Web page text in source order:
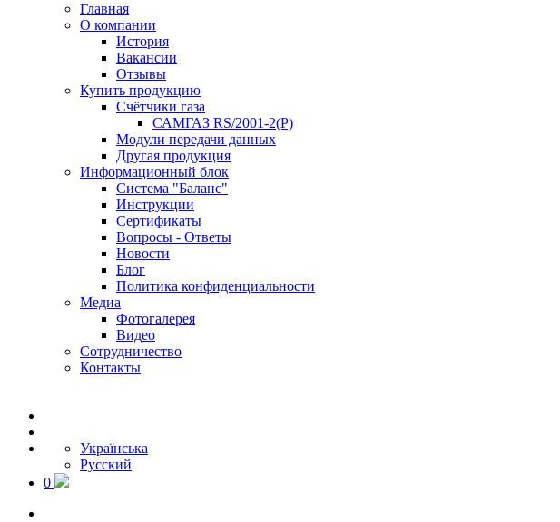
Главная
О компании
История
Вакансии
Отзывы
Купить продукцию
Счётчики газа
САМГАЗ RS/2001-2(Р)
Модули передачи данных
Другая продукция
Информационный блок
Система "Баланс"
Инструкции
Cертификаты
Вопросы - Ответы
Новости
Блог
Политика конфиденциальности
Медиа
Фотогалерея
Видео
Сотрудничество
Контакты
Українська
Русский
0